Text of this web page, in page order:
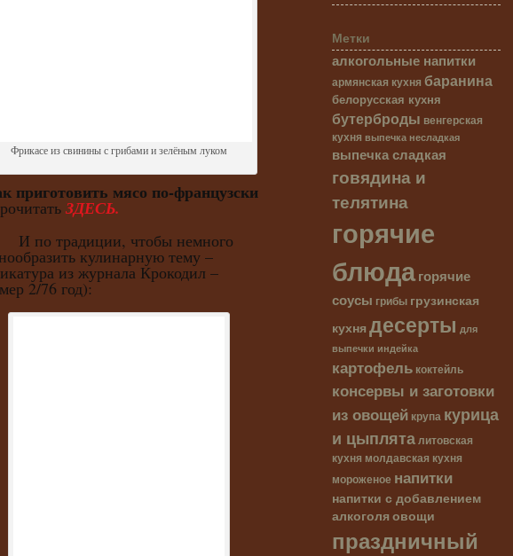
Фрикасе из свинины с грибами и зелёным луком
приготовить мясо по-французски
ЗДЕСЬ.
традиции, чтобы немного
кулинарную тему –
из журнала Крокодил –
2/76 год):
Метки
алкогольные напитки
армянская кухня баранина
белорусская кухня
бутерброды венгерская
кухня выпечка несладкая
выпечка сладкая
говядина и
телятина
горячие
блюдагорячие
соусы грибы грузинская
кухня десерты для
выпечки индейка
картофель коктейль
консервы и заготовки
из овощей крупа курица
и цыпляталитовская
кухня молдавская кухня
мороженое напитки
напитки с добавлением
алкоголя овощи
праздничный